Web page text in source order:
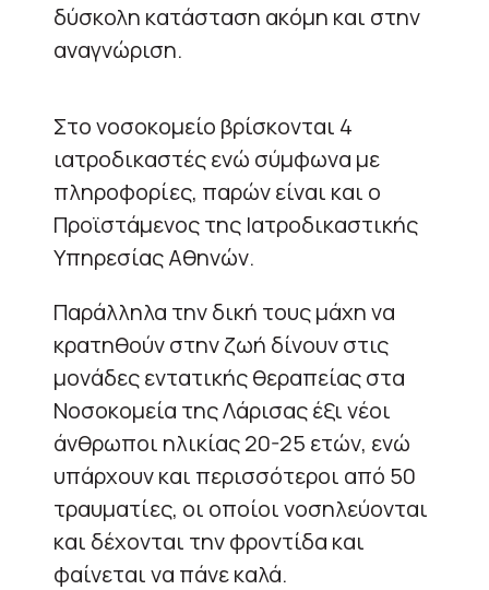
δύσκολη κατάσταση ακόμη και στην
αναγνώριση.
Στο νοσοκομείο βρίσκονται 4
ιατροδικαστές ενώ σύμφωνα με
πληροφορίες, παρών είναι και ο
Προϊστάμενος της Ιατροδικαστικής
Υπηρεσίας Αθηνών.
Παράλληλα την δική τους μάχη να
κρατηθούν στην ζωή δίνουν στις
μονάδες εντατικής θεραπείας στα
Νοσοκομεία της Λάρισας έξι νέοι
άνθρωποι ηλικίας 20-25 ετών, ενώ
υπάρχουν και περισσότεροι από 50
τραυματίες, οι οποίοι νοσηλεύονται
και δέχονται την φροντίδα και
φαίνεται να πάνε καλά.